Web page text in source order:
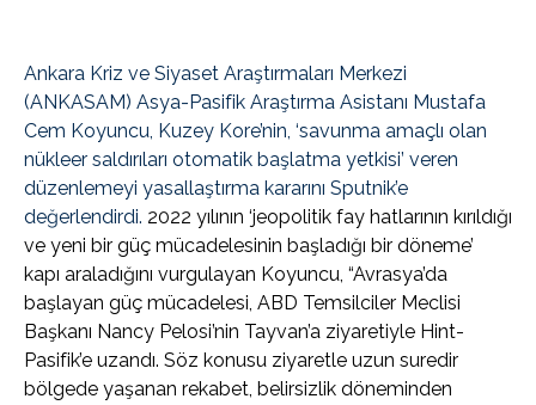
Ankara Kriz ve Siyaset Araştırmaları Merkezi
(ANKASAM) Asya-Pasifik Araştırma Asistanı Mustafa
Cem Koyuncu, Kuzey Kore’nin, ‘savunma amaçlı olan
nükleer saldırıları otomatik başlatma yetkisi’ veren
düzenlemeyi yasallaştırma kararını Sputnik’e
değerlendirdi. 2022 yılının ‘jeopolitik fay hatlarının kırıldığı
ve yeni bir güç mücadelesinin başladığı bir döneme’
kapı araladığını vurgulayan Koyuncu, “Avrasya’da
başlayan güç mücadelesi, ABD Temsilciler Meclisi
Başkanı Nancy Pelosi’nin Tayvan’a ziyaretiyle Hint-
Pasifik’e uzandı. Söz konusu ziyaretle uzun suredir
bölgede yaşanan rekabet, belirsizlik döneminden